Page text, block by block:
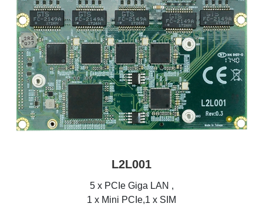
L2L001
5 x PCIe Giga LAN ,
1 x Mini PCIe,1 x SIM